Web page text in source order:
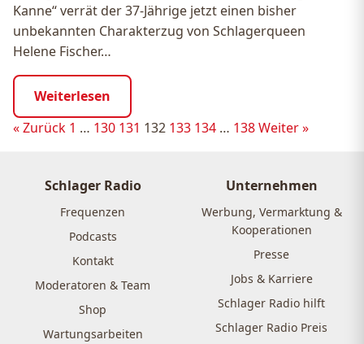
Kanne“ verrät der 37-Jährige jetzt einen bisher
unbekannten Charakterzug von Schlagerqueen
Helene Fischer…
Weiterlesen
Seitennummerierung
Beiträge
« Zurück 1 … 130 131 132 133 134 … 138Weiter »
Schlager Radio
Frequenzen
Podcasts
Kontakt
Moderatoren & Team
Shop
Wartungsarbeiten
Unternehmen
Werbung, Vermarktung &
Kooperationen
Presse
Jobs & Karriere
Schlager Radio hilft
Schlager Radio Preis